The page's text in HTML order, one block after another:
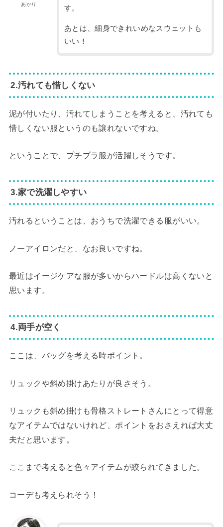
あかり
す。
あとは、細身できれいめなスウェットも
いい！
2.汚れても惜しくない
泥が付いたり、汚れてしまうことを考えると、汚れても
惜しくない服というのも譲れないですね。
ということで、プチプラ服が活躍しそうです。
3.家で洗濯しやすい
汚れるということは、おうちで洗濯できる服がいい。
ノーアイロンだと、なお良いですね。
最近はイージケアな服が多いからハードルは高くないと
思います。
4.両手が空く
ここは、バッグを考える時ポイント。
リュックや斜め掛けあたりが良さそう。
リュックも斜め掛けも骨格ストレートさんにとって得意
なアイテムではないけれど、ポイントをおさえれば大丈
夫だと思います。
ここまで考えると色々アイテムが絞られてきました。
コーデも考えられそう！